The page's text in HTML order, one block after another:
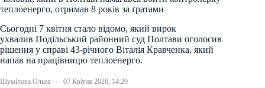
теплоенерго, отримав 8 років за ґратами
Сьогодні 7 квітня стало відомо, який вирок
ухвалив Подільський районний суд Полтави оголосив
рішення у справі 43-річного Віталія Кравченка, який
напав на працівницю теплоенерго.
Шумілова Ольга 07 Квітня 2026, 14:29